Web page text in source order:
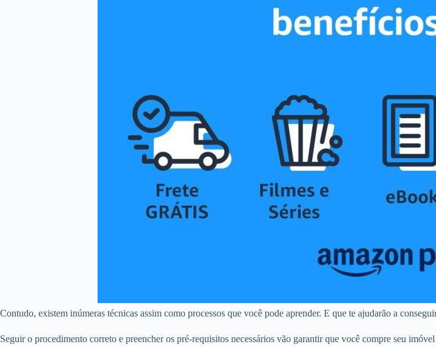
Contudo, existem inúmeras técnicas assim como processos que você pode aprender. E que te ajudarão a
Seguir o procedimento correto e preencher os pré-requisitos necessários vão garantir que você compre seu